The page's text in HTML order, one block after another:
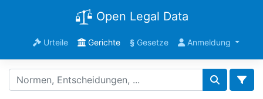
Open Legal Data
Urteile Gerichte §Gesetze Anmeldung